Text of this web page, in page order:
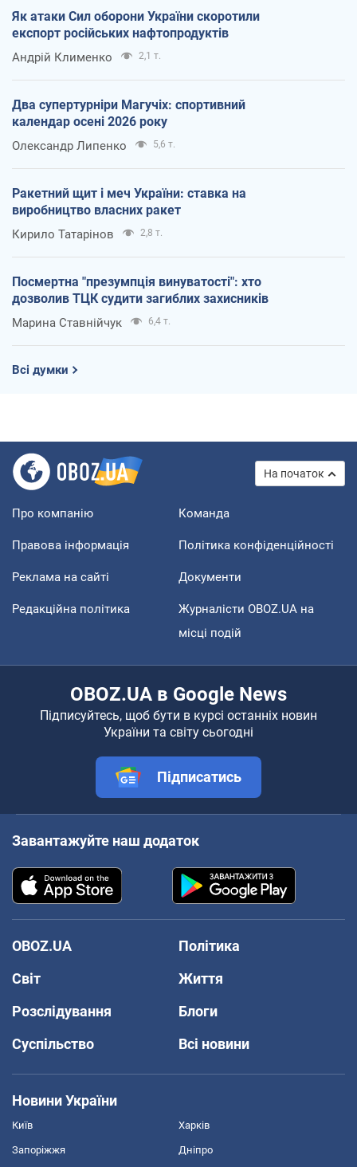
Як атаки Сил оборони України скоротили
експорт російських нафтопродуктів
Андрій Клименко 2,1 т.
Два супертурніри Магучіх: спортивний
календар осені 2026 року
Олександр Липенко 5,6 т.
Ракетний щит і меч України: ставка на
виробництво власних ракет
Кирило Татарінов 2,8 т.
Посмертна "презумпція винуватості": хто
дозволив ТЦК судити загиблих захисників
Марина Ставнійчук 6,4 т.
Всі думки
На початок
Про компанію Команда
Правова інформація Політика конфіденційності
Реклама на сайті Документи
Редакційна політика
Журналісти OBOZ.UA на
місці подій
OBOZ.UA в Google News
Підписуйтесь, щоб бути в курсі останніх новин
України та світу сьогодні
Підписатись
Завантажуйте наш додаток
OBOZ.UA
Політика
Світ
Життя
Розслідування
Блоги
Суспільство
Всі новини
Новини України
Київ Харків
Запоріжжя Дніпро